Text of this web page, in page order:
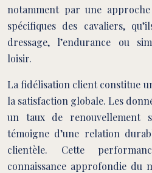
notamment par une
spécifiques des cavaliers,
dressage, l’endurance ou
loisir.
La fidélisation client constitue
la satisfaction globale. Les
un taux de renouvellement
témoigne d’une relation
clientèle. Cette
connaissance approfondie du